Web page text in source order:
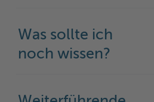
Was sollte ich
noch wissen?